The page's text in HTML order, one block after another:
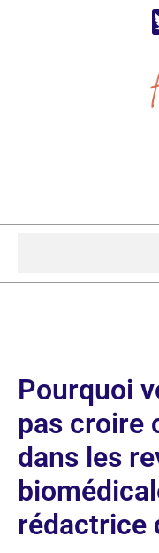
Pourquoi
pas croire
dans les
rédactrice